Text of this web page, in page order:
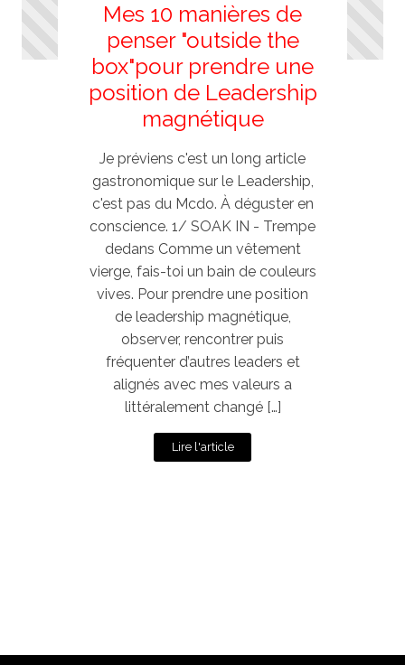
Mes 10 manières de
penser "outside the
box"pour prendre une
position de Leadership
magnétique
Je préviens c'est un long article
gastronomique sur le Leadership,
c'est pas du Mcdo. À déguster en
conscience. 1/ SOAK IN - Trempe
dedans Comme un vêtement
vierge, fais-toi un bain de couleurs
vives. Pour prendre une position
de leadership magnétique,
observer, rencontrer puis
fréquenter d’autres leaders et
alignés avec mes valeurs a
littéralement changé […]
Lire l'article